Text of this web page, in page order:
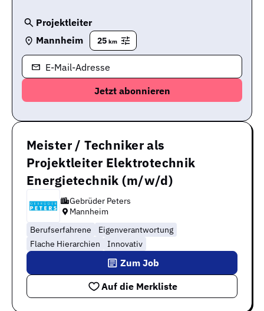
Projektleiter
Mannheim
25 km
E-Mail-Adresse
Meister / Techniker als
Projektleiter Elektrotechnik
Energietechnik (m/w/d)
Gebrüder Peters
Mannheim
Berufserfahrene
Eigenverantwortung
Flache Hierarchien
Innovativ
Auf die Merkliste
Zum Job